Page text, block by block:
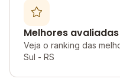
Melhores avaliadas
Veja o ranking das
Sul - RS